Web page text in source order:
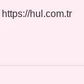
https://hul.com.tr